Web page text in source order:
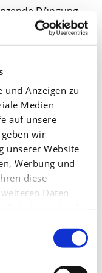
und Anzeigen zu
Medien
auf unsere
wir
unserer Website
Werbung und
diese
Daten
haben oder die
Düngung
Gülle/Mist absolut
Ausbringung.
und
auf:
Raps, aber auch
mit
der Raps
vor dem
im Frühjahr ggf.